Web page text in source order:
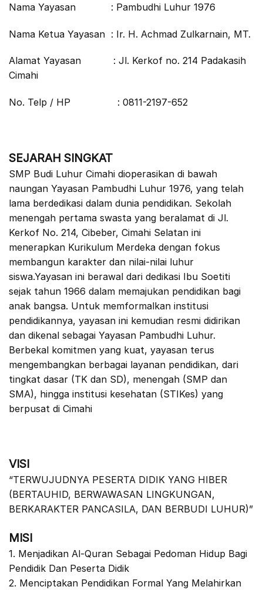
Nama Yayasan : Pambudhi Luhur 1976
Nama Ketua Yayasan : Ir. H. Achmad Zulkarnain, MT.
Alamat Yayasan : Jl. Kerkof no. 214 Padakasih
Cimahi
No. Telp / HP : 0811-2197-652
SEJARAH SINGKAT
SMP Budi Luhur Cimahi dioperasikan di bawah
naungan Yayasan Pambudhi Luhur 1976, yang telah
lama berdedikasi dalam dunia pendidikan. Sekolah
menengah pertama swasta yang beralamat di Jl.
Kerkof No. 214, Cibeber, Cimahi Selatan ini
menerapkan Kurikulum Merdeka dengan fokus
membangun karakter dan nilai-nilai luhur
siswa.Yayasan ini berawal dari dedikasi Ibu Soetiti
sejak tahun 1966 dalam memajukan pendidikan bagi
anak bangsa. Untuk memformalkan institusi
pendidikannya, yayasan ini kemudian resmi didirikan
dan dikenal sebagai Yayasan Pambudhi Luhur.
Berbekal komitmen yang kuat, yayasan terus
mengembangkan berbagai layanan pendidikan, dari
tingkat dasar (TK dan SD), menengah (SMP dan
SMA), hingga institusi kesehatan (STIKes) yang
berpusat di Cimahi
VISI
“TERWUJUDNYA PESERTA DIDIK YANG HIBER
(BERTAUHID, BERWAWASAN LINGKUNGAN,
BERKARAKTER PANCASILA, DAN BERBUDI LUHUR)”
MISI
1. Menjadikan Al-Quran Sebagai Pedoman Hidup Bagi
Pendidik Dan Peserta Didik
2. Menciptakan Pendidikan Formal Yang Melahirkan